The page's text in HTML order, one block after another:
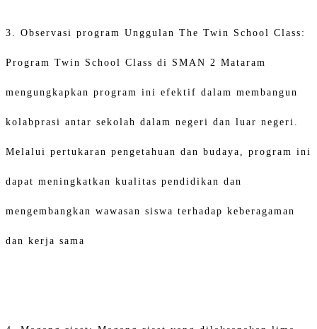
3. Observasi program Unggulan The Twin School Class:
Program Twin School Class di SMAN 2 Mataram
mengungkapkan program ini efektif dalam membangun
kolabprasi antar sekolah dalam negeri dan luar negeri.
Melalui pertukaran pengetahuan dan budaya, program ini
dapat meningkatkan kualitas pendidikan dan
mengembangkan wawasan siswa terhadap keberagaman
dan kerja sama